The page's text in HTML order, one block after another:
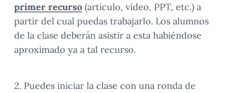
primer recurso (artículo, video, PPT, etc.) a
partir del cual puedas trabajarlo. Los alumnos
de la clase deberán asistir a esta habiéndose
aproximado ya a tal recurso.
2. Puedes iniciar la clase con una ronda de